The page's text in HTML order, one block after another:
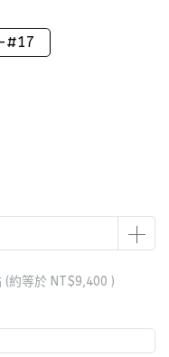
#17
(約等於 NT$9,400 )